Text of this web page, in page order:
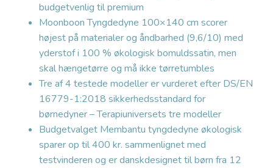
budgetvenlig til premium
Moonboon Tyngdedyne 100×140 cm scorer
højest på materialer og åndbarhed (9,6/10) med
yderstof i 100 % økologisk bomuldssatin, men
skal hængetørre og må ikke tørretumbles
Tre af 4 testede modeller er vurderet efter DS/EN
16779-1:2018 sikkerhedsstandard for
børnedyner – Terapiuniversets tre modeller
Budgetvalget Membantu tyngdedyne økologisk
sparer op til 400 kr. sammenlignet med
testvinderen og er danskdesignet til børn fra 12